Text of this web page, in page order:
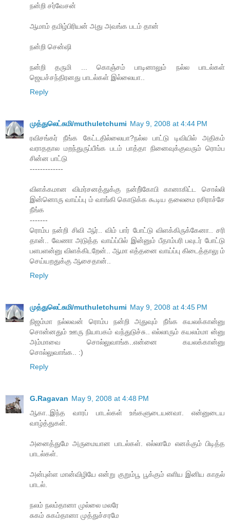
நன்றி சர்வேசன்
ஆமாம் தமிழ்பிரியன் அது அவங்க படம் தான்
நன்றி சென்ஷி
நன்றி தருமி ... கொஞ்சம் பாடினாலும் நல்ல பாடல்கள்
ஜெயச்சந்திரனது பாடல்கள் இல்லையா..
Reply
முத்துலெட்சுமி/muthuletchumi May 9, 2008 at 4:44 PM
ரவிசங்கர் நீங்க கேட்டதில்லையா?நல்ல பாட்டு டிவியில் அதிகம்
வராததால மறந்துருப்பீங்க படம் பாத்தா நினைவுக்குவரும் ரொம்ப
சின்ன பாட்டு
-------------
விளக்கமான விமர்சனத்துக்கு நன்றி்கோபி கானாகிட்ட சொல்லி
இன்னொரு வாய்ப்பு ம் வாங்கி கொடுக்க கூடிய தலைமை ரசிராச்சே
நீங்க
-------
ரொம்ப நன்றி சிவி ஆர்.. விம் பார் போட்டு விளக்கிருக்கேனா.. சரி
தான்.. வேணா அடுத்த வாய்ப்பில் இன்னும் பீதாம்பரி பவுடர் போட்டு
பளபளன்னு விளக்கிடறேன்.. ஆமா எத்தனை வாய்ப்பு கிடைத்தாலு ம்
செய்யறதுக்கு ஆசைதான்..
Reply
முத்துலெட்சுமி/muthuletchumi May 9, 2008 at 4:45 PM
நிஜம்மா நல்லவன் ரொம்ப நன்றி அதுவும் நீங்க கயலக்கான்னு
சொன்னதும் ஊரு நியாபகம் வந்துடுச்சு.. எல்லாரும் கயலம்மா ன்னு
அம்மாவை சொல்லுவாங்க..என்னை கயலக்கான்னு
சொல்லுவாங்க.. :)
Reply
G.Ragavan May 9, 2008 at 4:48 PM
ஆகா..இந்த வாரப் பாடல்கள் உங்களுடையனவா. என்னுடைய
வாழ்த்துகள்.
அனைத்துமே அருமையான பாடல்கள். எல்லாமே எனக்கும் பிடித்த
பாடல்கள்.
அன்புள்ள மான்விழியே என்று குறும்பூ பூக்கும் எளிய இனிய காதல்
பாடல்.
நலம் நலம்தானா முல்லை மலரே
சுகம் சுகம்தானா முத்துச்சரமே